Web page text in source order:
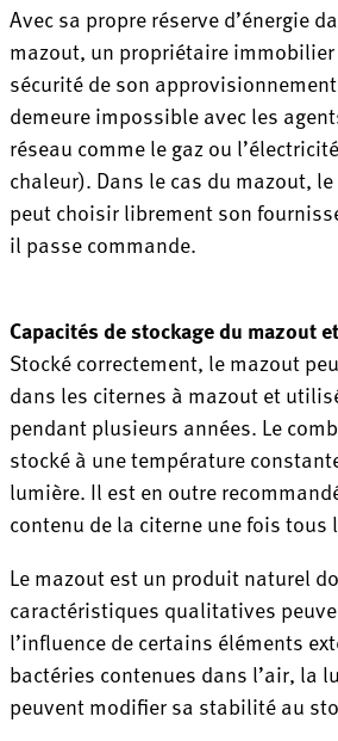
Avec sa propre réserve d’énergie
mazout, un propriétaire
sécurité de son
demeure impossible avec les
réseau comme le gaz ou
chaleur). Dans le cas du mazout,
peut choisir librement son
il passe commande.
Capacités de stockage du mazout
Stocké correctement, le mazout
dans les citernes à mazout et
pendant plusieurs années. Le
stocké à une température
lumière. Il est en outre
contenu de la citerne une fois tous
Le mazout est un produit naturel
caractéristiques qualitatives
l’influence de certains éléments
bactéries contenues dans l’air, la
peuvent modifier sa stabilité au